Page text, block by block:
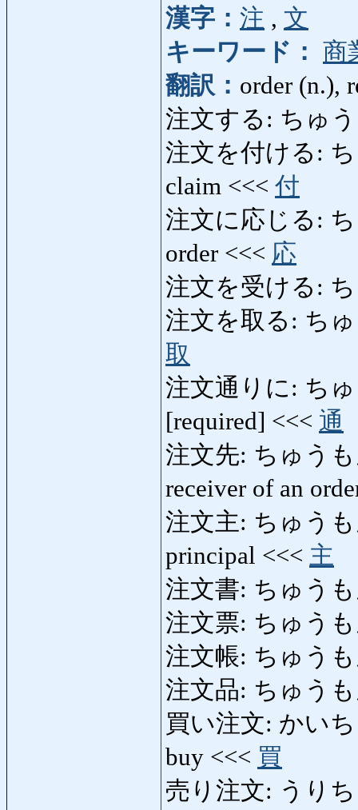
漢字： 注 , 文
キーワード： 商
翻訳： order (n.),
注文する: ちゅう
注文を付ける:
claim <<< 付
注文に応じる:
order <<< 応
注文を受ける:
注文を取る: ち
取
注文通りに: ちゅ
[required] <<< 通
注文先: ちゅうも
receiver of an
注文主: ちゅうも
principal <<< 主
注文書: ちゅう
注文票: ちゅう
注文帳: ちゅう
注文品: ちゅうも
買い注文: かいち
buy <<< 買
売り注文: うり